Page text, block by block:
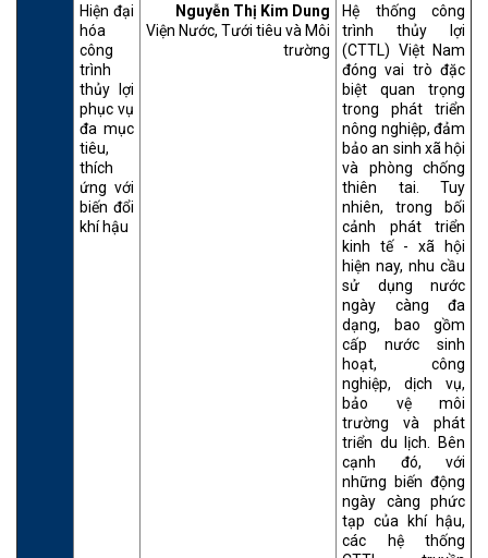
Hiện đại
hóa
công
trình
thủy lợi
phục vụ
đa mục
tiêu,
thích
ứng với
biến đổi
khí hậu
Nguyễn Thị Kim Dung
Viện Nước, Tưới tiêu và Môi
trường
Hệ thống công
trình thủy lợi
(CTTL) Việt Nam
đóng vai trò đặc
biệt quan trọng
trong phát triển
nông nghiệp, đảm
bảo an sinh xã hội
và phòng chống
thiên tai. Tuy
nhiên, trong bối
cảnh phát triển
kinh tế - xã hội
hiện nay, nhu cầu
sử dụng nước
ngày càng đa
dạng, bao gồm
cấp nước sinh
hoạt, công
nghiệp, dịch vụ,
bảo vệ môi
trường và phát
triển du lịch. Bên
cạnh đó, với
những biến động
ngày càng phức
tạp của khí hậu,
các hệ thống